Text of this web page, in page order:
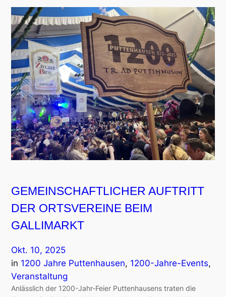
GEMEINSCHAFTLICHER AUFTRITT
DER ORTSVEREINE BEIM
GALLIMARKT
Okt. 10, 2025
in 1200 Jahre Puttenhausen, 1200-Jahre-Events
Veranstaltung
Anlässlich der 1200-Jahr-Feier Puttenhausens traten die